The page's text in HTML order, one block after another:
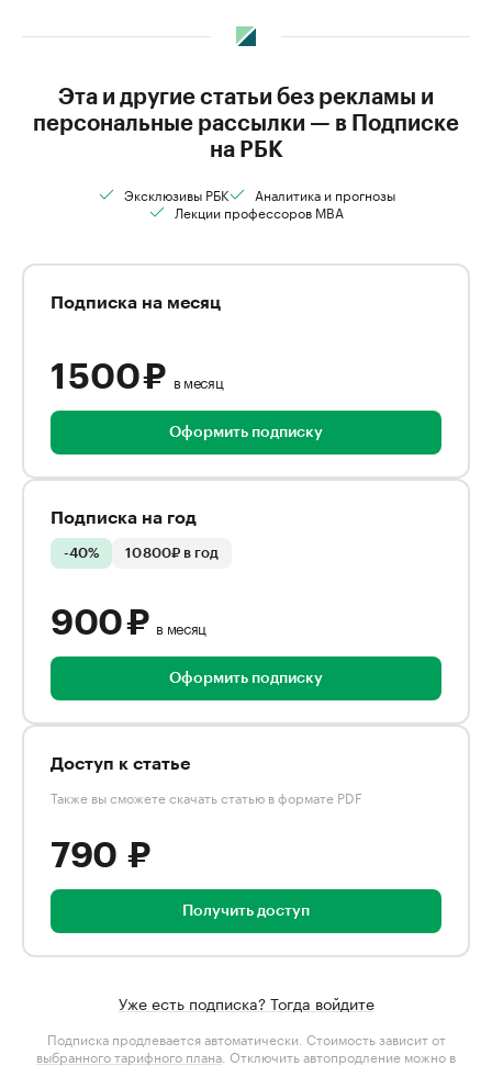
Эта и другие статьи без рекламы и
персональные рассылки — в Подписке
на РБК
Эксклюзивы РБК
Аналитика и прогнозы
Лекции профессоров MBA
Подписка на месяц
1 500 ₽ в месяц
Оформить подписку
Подписка на год
-40% 10 800₽ в год
900 ₽ в месяц
Оформить подписку
Доступ к статье
Также вы сможете скачать статью в формате PDF
790 ₽
Получить доступ
Уже есть подписка? Тогда войдите
Подписка продлевается автоматически. Стоимость зависит от
выбранного тарифного плана . Отключить автопродление можно в